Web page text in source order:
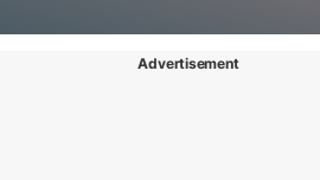
Advertisement